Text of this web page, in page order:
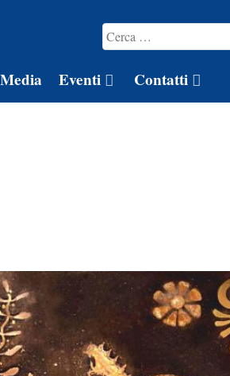
Media Eventi Contatti